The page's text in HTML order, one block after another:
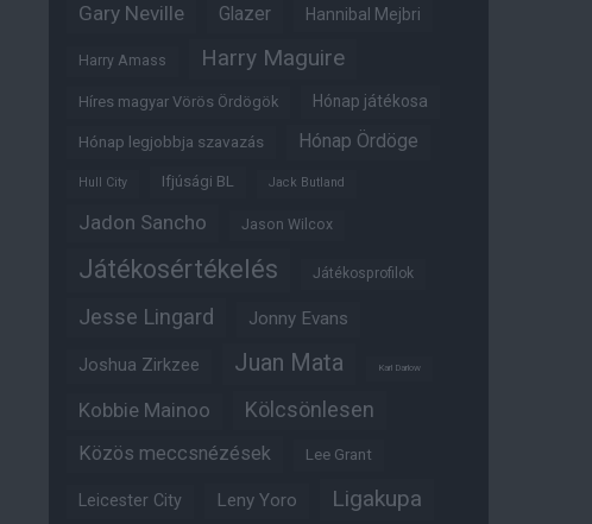
Gary Neville Glazer Hannibal Mejbri
Harry Amass Harry Maguire
Híres magyar Vörös Ördögök Hónap játékosa
Hónap legjobbja szavazás Hónap Ördöge
Hull City Ifjúsági BL Jack Butland
Jadon Sancho Jason Wilcox
Játékosértékelés Játékosprofilok
Jesse Lingard Jonny Evans
Joshua Zirkzee Juan Mata Karl Darlow
Kobbie Mainoo Kölcsönlesen
Közös meccsnézések Lee Grant
Leicester City Leny Yoro Ligakupa